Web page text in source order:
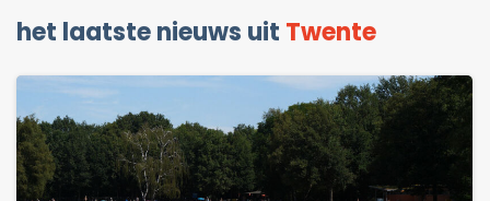
het laatste nieuws uit Twente